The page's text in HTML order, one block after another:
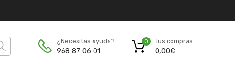
¿Necesitas ayuda?
968 87 06 01
Tus compras
0,00€
0